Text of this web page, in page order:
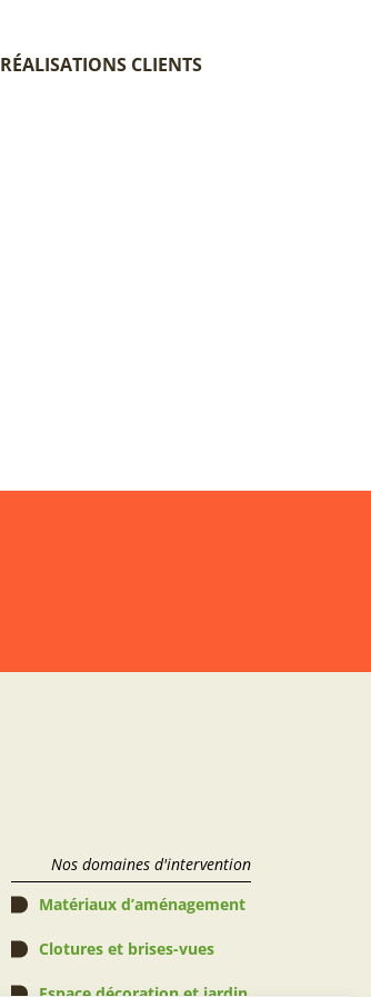
RÉALISATIONS CLIENTS
Nos domaines d'intervention
Matériaux d’aménagement
Clotures et brises-vues